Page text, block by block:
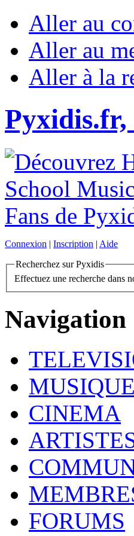
Aller au
Aller au
Aller à la
Pyxidis.fr,
Connexion | Inscription | Aide
Recherchez sur Pyxidis
Effectuez une recherche dans
Navigation
MUSIQUE
CINEMA
FORUMS